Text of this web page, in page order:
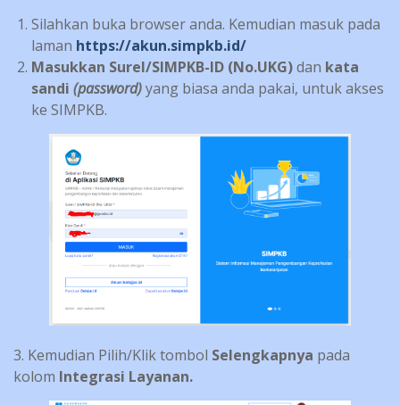
Silahkan buka browser anda. Kemudian masuk pada
laman https://akun.simpkb.id/
Masukkan Surel/SIMPKB-ID (No.UKG)dan kata
sandi (password)yang biasa anda pakai, untuk akses
ke SIMPKB.
3. Kemudian Pilih/Klik tombol Selengkapnya pada
kolom Integrasi Layanan.